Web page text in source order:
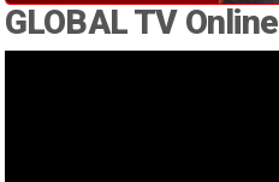
GLOBAL TV Online